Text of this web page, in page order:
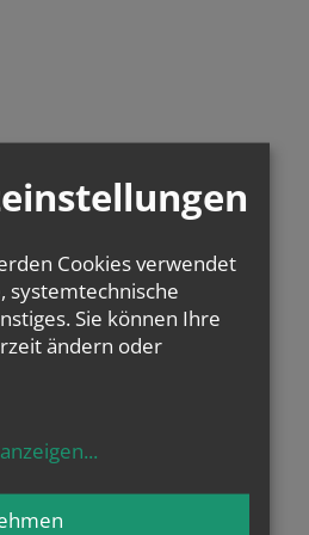
Cookies verwendet
systemtechnische
Sie können Ihre
ändern oder
...